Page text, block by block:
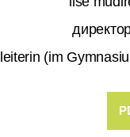
(im